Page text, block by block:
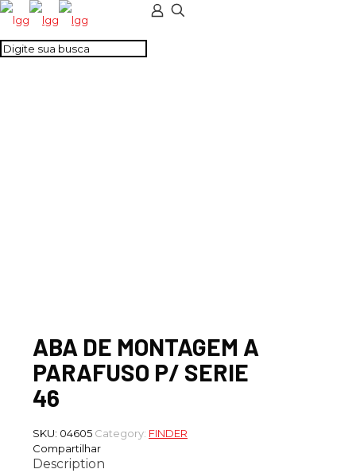
ABA DE MONTAGEM A
PARAFUSO P/ SERIE
46
SKU: 04605 Category: FINDER
Compartilhar
Description